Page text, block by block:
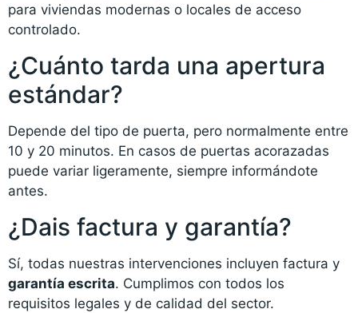
para viviendas modernas o locales de acceso
controlado.
¿Cuánto tarda una apertura
estándar?
Depende del tipo de puerta, pero normalmente entre
10 y 20 minutos. En casos de puertas acorazadas
puede variar ligeramente, siempre informándote
antes.
¿Dais factura y garantía?
Sí, todas nuestras intervenciones incluyen factura y
garantía escrita. Cumplimos con todos los
requisitos legales y de calidad del sector.